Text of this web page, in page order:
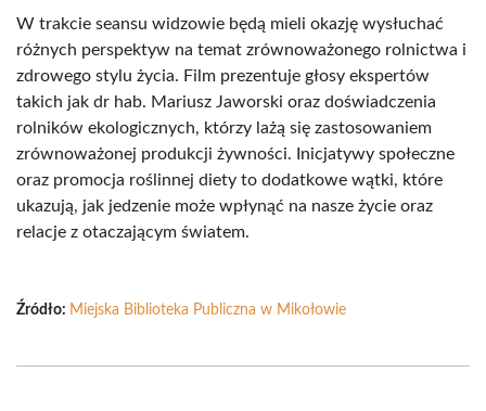
W trakcie seansu widzowie będą mieli okazję wysłuchać
różnych perspektyw na temat zrównoważonego rolnictwa i
zdrowego stylu życia. Film prezentuje głosy ekspertów
takich jak dr hab. Mariusz Jaworski oraz doświadczenia
rolników ekologicznych, którzy lażą się zastosowaniem
zrównoważonej produkcji żywności. Inicjatywy społeczne
oraz promocja roślinnej diety to dodatkowe wątki, które
ukazują, jak jedzenie może wpłynąć na nasze życie oraz
relacje z otaczającym światem.
Źródło: Miejska Biblioteka Publiczna w Mikołowie